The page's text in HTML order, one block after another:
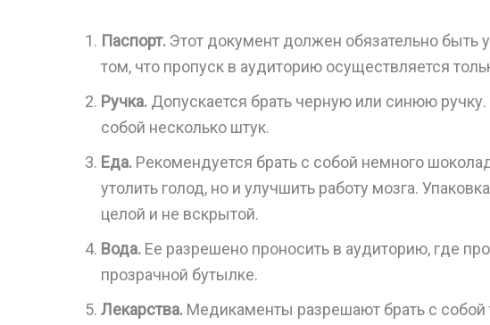
Паспорт. Этот документ должен обязательно быть
том, что пропуск в аудиторию осуществляется
Ручка. Допускается брать черную или синюю
собой несколько штук.
Еда. Рекомендуется брать с собой немного
утолить голод, но и улучшить работу мозга.
целой и не вскрытой.
Вода. Ее разрешено проносить в аудиторию, где
прозрачной бутылке.
Лекарства. Медикаменты разрешают брать с собой